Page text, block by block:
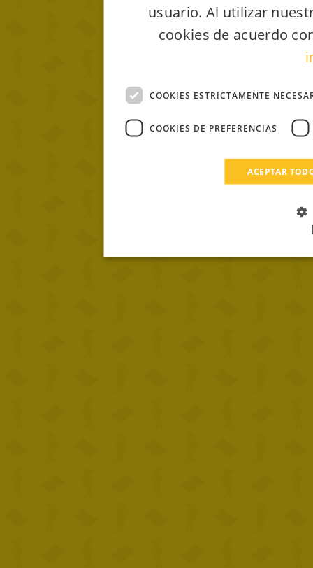
usuario. Al utilizar
cookies de acuerdo
COOKIES ESTRICTAMENTE
COOKIES DE PREFERENCIAS
ACEPTAR